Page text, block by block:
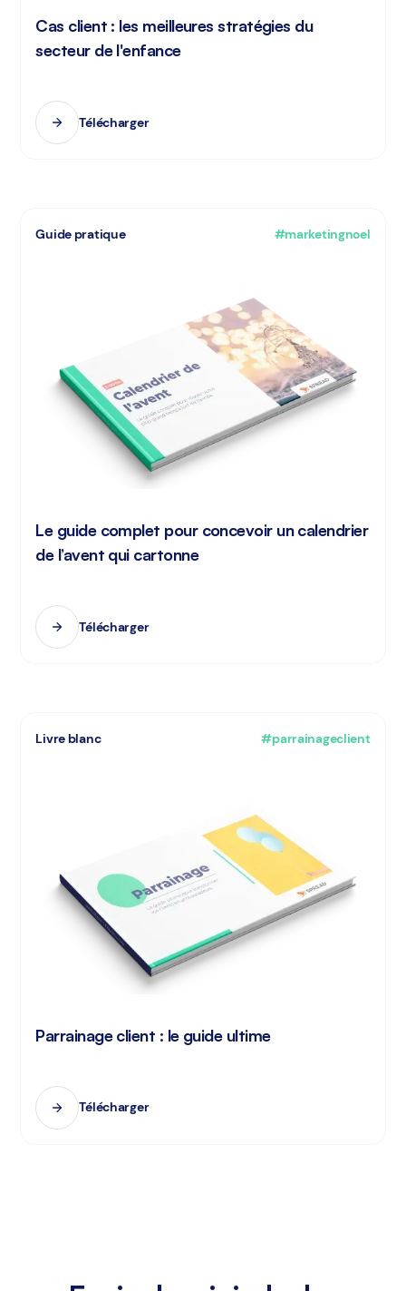
Cas client : les meilleures stratégies du
secteur de l'enfance
Télécharger
Guide pratique #marketingnoel
Le guide complet pour concevoir un calendrier
de l’avent qui cartonne
Télécharger
Livre blanc #parrainageclient
Parrainage client : le guide ultime
Télécharger